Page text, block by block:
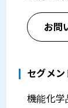
お問
セグメン
機能化学